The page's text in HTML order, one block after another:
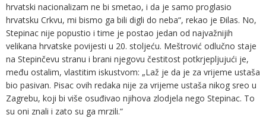
hrvatski nacionalizam ne bi smetao, i da je samo proglasio
hrvatsku Crkvu, mi bismo ga bili digli do neba“, rekao je Đilas. No,
Stepinac nije popustio i time je postao jedan od najvažnijih
velikana hrvatske povijesti u 20. stoljeću. Meštrović odlučno staje
na Stepinčevu stranu i brani njegovu čestitost potkrjepljujući je,
među ostalim, vlastitim iskustvom: „Laž je da je za vrijeme ustaša
bio pasivan. Pisac ovih redaka nije za vrijeme ustaša nikog sreo u
Zagrebu, koji bi više osuđivao njihova zlodjela nego Stepinac. To
su oni znali i zato su ga mrzili.“